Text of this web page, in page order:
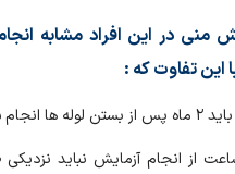
منی در این افراد مشابه
این تفاوت که :
انجام شود.
طی ۲۴ ساعت از انجام آزمایش نباید